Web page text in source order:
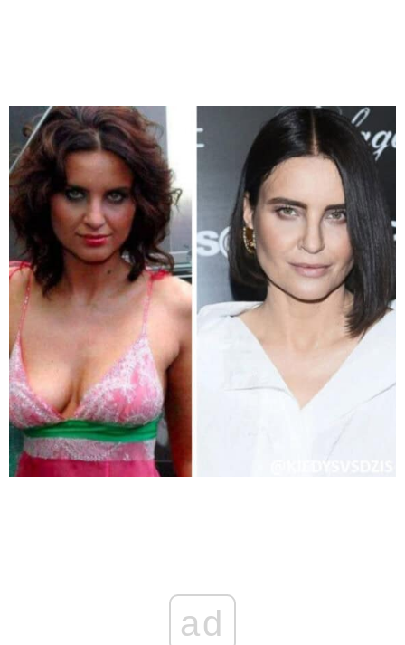
ad